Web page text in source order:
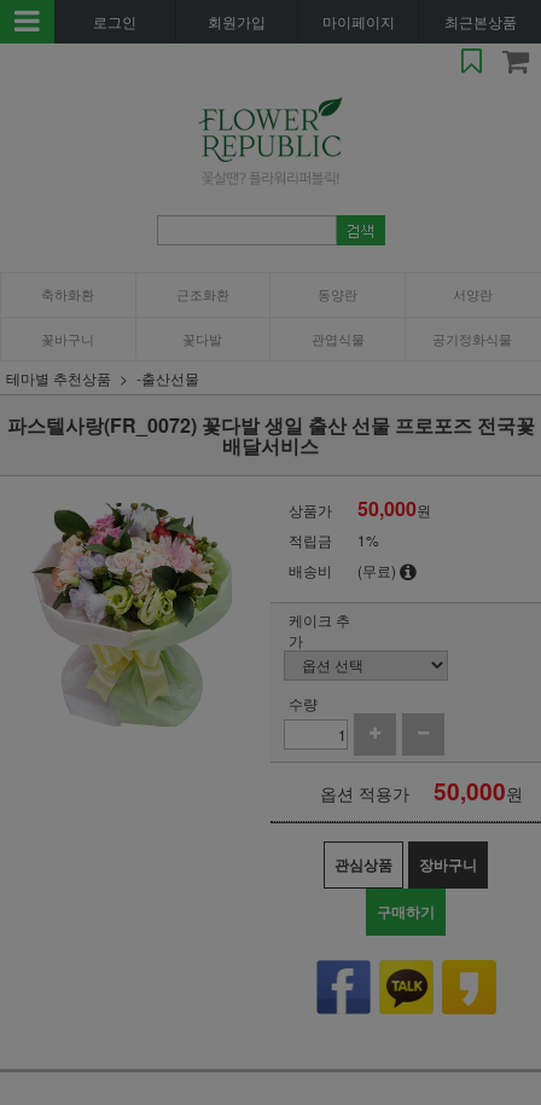
로그인 회원가입 마이페이지 최근본상품
축하화환 근조화환 동양란 서양란
꽃바구니 꽃다발 관엽식물 공기정화식물
테마별 추천상품 -출산선물
파스텔사랑(FR_0072) 꽃다발 생일 출산 선물 프로포즈 전국꽃
배달서비스
상품가 50,000원
적립금
1%
배송비
(무료)
케이크 추
가
수량
옵션 적용가 50,000원
관심상품 장바구니
구매하기